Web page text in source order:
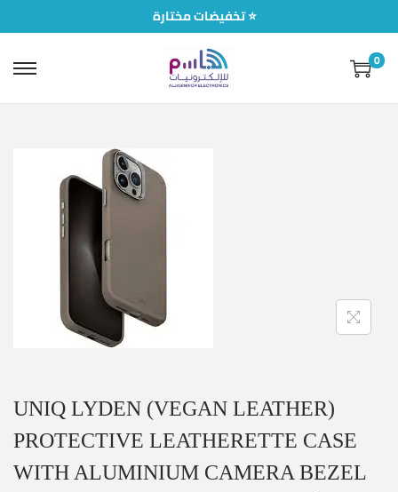
تخفيضات مختارة ⭐
0
UNIQ LYDEN (VEGAN LEATHER)
PROTECTIVE LEATHERETTE CASE
WITH ALUMINIUM CAMERA BEZEL